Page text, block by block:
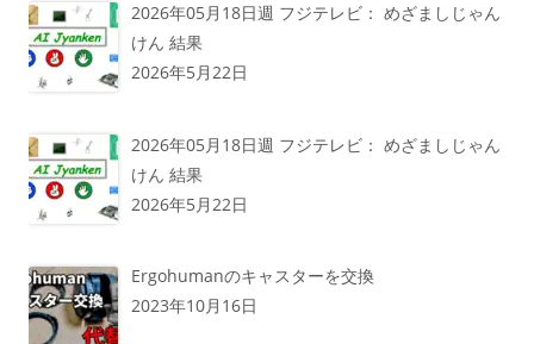
2026年05月18日週 フジテレビ： めざましじゃん
けん 結果
2026年5月22日
2026年05月18日週 フジテレビ： めざましじゃん
けん 結果
2026年5月22日
Ergohumanのキャスターを交換
2023年10月16日